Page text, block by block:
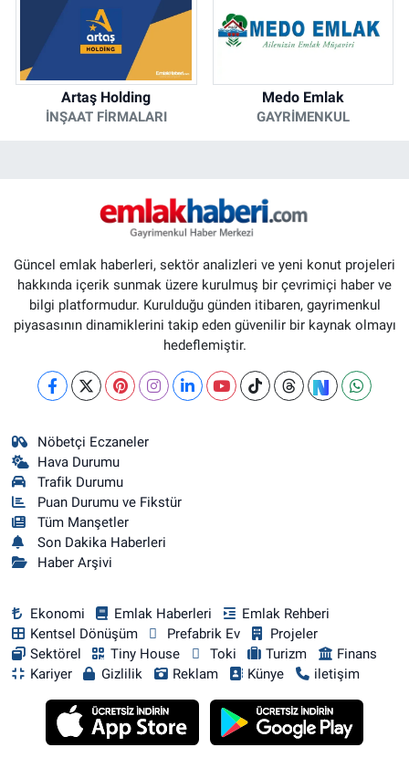
Artaş Holding
İNŞAAT FIRMALARI
Medo Emlak
GAYRIMENKUL
Güncel emlak haberleri, sektör analizleri ve yeni konut projeleri
hakkında içerik sunmak üzere kurulmuş bir çevrimiçi haber ve
bilgi platformudur. Kurulduğu günden itibaren, gayrimenkul
piyasasının dinamiklerini takip eden güvenilir bir kaynak olmayı
hedeflemiştir.
Nöbetçi Eczaneler
Hava Durumu
Trafik Durumu
Puan Durumu ve Fikstür
Tüm Manşetler
Son Dakika Haberleri
Haber Arşivi
Ekonomi Emlak Haberleri
Emlak Rehberi
Kentsel Dönüşüm
Prefabrik Ev
Projeler
Sektörel
Tiny House Toki Turizm
Finans
Kariyer
Gizlilik Reklam Künye iletişim